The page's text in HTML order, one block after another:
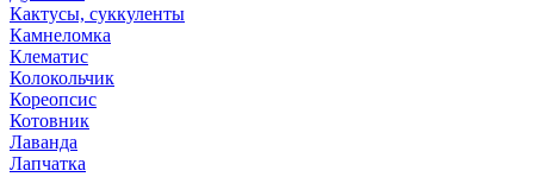
Кактусы, суккуленты
Камнеломка
Клематис
Колокольчик
Кореопсис
Котовник
Лаванда
Лапчатка